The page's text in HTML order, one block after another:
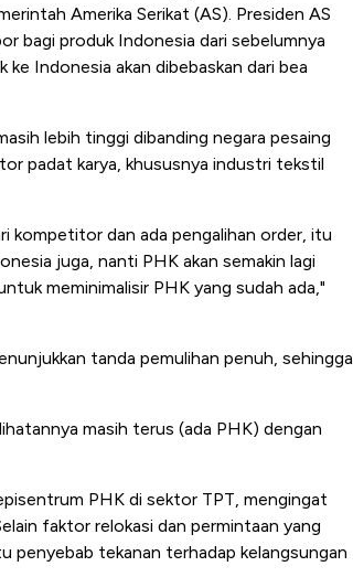
Amerika Serikat (AS). Presiden AS
bagi produk Indonesia dari sebelumnya
ke Indonesia akan dibebaskan dari bea
lebih tinggi dibanding negara pesaing
padat karya, khususnya industri tekstil
kompetitor dan ada pengalihan order, itu
juga, nanti PHK akan semakin lagi
meminimalisir PHK yang sudah ada,"
tanda pemulihan penuh, sehingga
masih terus (ada PHK) dengan
PHK di sektor TPT, mengingat
faktor relokasi dan permintaan yang
penyebab tekanan terhadap kelangsungan
Bangkit dari Kubur! Bisnis Furniture &